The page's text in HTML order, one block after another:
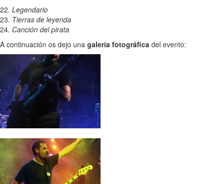
22. Legendario
23. Tierras de leyenda
24. Canción del pirata
A continuación os dejo una galería fotográfica del evento: